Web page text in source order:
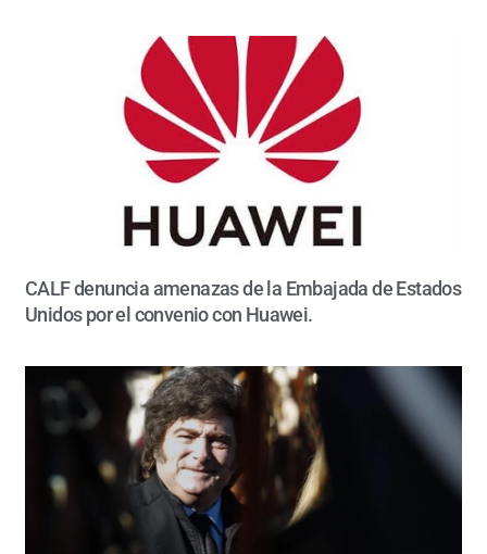
CALF denuncia amenazas de la Embajada de Estados
Unidos por el convenio con Huawei.